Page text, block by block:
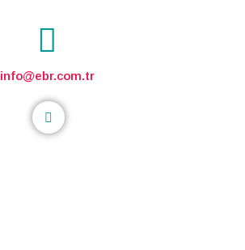
info@ebr.com.tr